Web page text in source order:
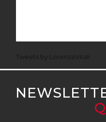
Tweets by LorenzaVitali